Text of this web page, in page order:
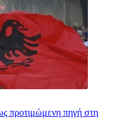
προτιμώμενη πηγή στη